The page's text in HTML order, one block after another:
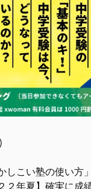
しこい塾の使い方
２年夏】確実に成